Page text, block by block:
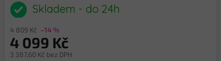
produktu
je
z
5
hvězdiček.
Skladem - do 24h
4 809 Kč –14 %
4 099 Kč
3 387,60 Kč bez DPH